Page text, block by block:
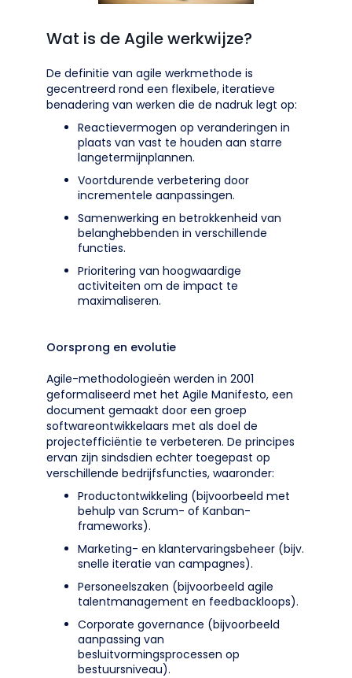
Wat is de Agile werkwijze?
De definitie van agile werkmethode is
gecentreerd rond een flexibele, iteratieve
benadering van werken die de nadruk legt op:
Reactievermogen op veranderingen in
plaats van vast te houden aan starre
langetermijnplannen.
Voortdurende verbetering door
incrementele aanpassingen.
Samenwerking en betrokkenheid van
belanghebbenden in verschillende
functies.
Prioritering van hoogwaardige
activiteiten om de impact te
maximaliseren.
Oorsprong en evolutie
Agile-methodologieën werden in 2001
geformaliseerd met het Agile Manifesto, een
document gemaakt door een groep
softwareontwikkelaars met als doel de
projectefficiëntie te verbeteren. De principes
ervan zijn sindsdien echter toegepast op
verschillende bedrijfsfuncties, waaronder:
Productontwikkeling (bijvoorbeeld met
behulp van Scrum- of Kanban-
frameworks).
Marketing- en klantervaringsbeheer (bijv.
snelle iteratie van campagnes).
Personeelszaken (bijvoorbeeld agile
talentmanagement en feedbackloops).
Corporate governance (bijvoorbeeld
aanpassing van
besluitvormingsprocessen op
bestuursniveau).